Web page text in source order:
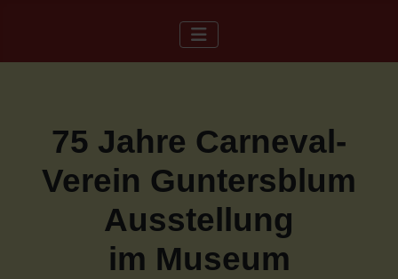
75 Jahre Carneval-
Verein Guntersblum
Ausstellung
im Museum